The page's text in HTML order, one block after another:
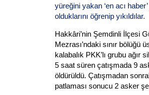
yüreğini yakan ‘en acı
olduklarını öğrenip yıkıldılar.
Hakkâri’nin Şemdinli İlçesi
Mezrası’ndaki sınır bölüğü
kalabalık PKK’lı grubu ağır
5 saat süren çatışmada 9
öldürüldü. Çatışmadan
patlaması sonucu 2 asker